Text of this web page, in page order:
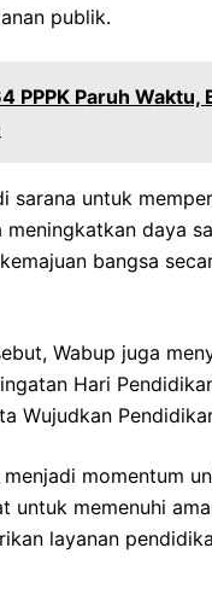
publik.
PPPK Paruh
sarana untuk
daya
bangsa
Wabup juga
Hari
Wujudkan
momentum
untuk memenuhi
layanan